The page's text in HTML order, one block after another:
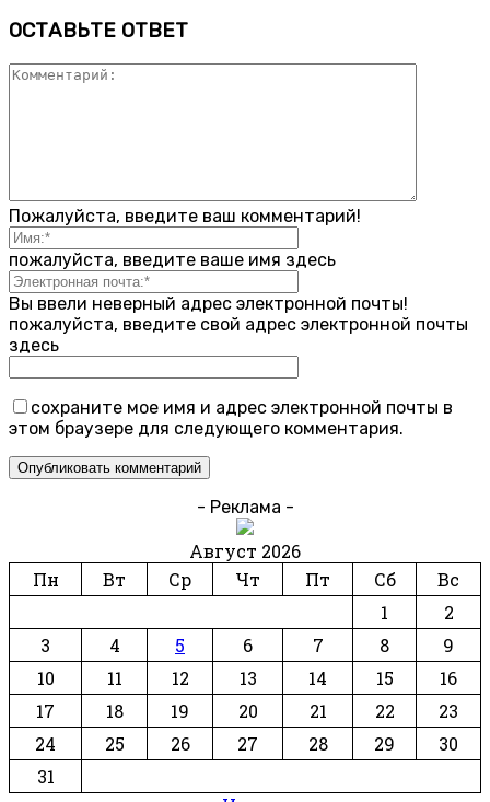
ОСТАВЬТЕ ОТВЕТ
Пожалуйста, введите ваш комментарий!
пожалуйста, введите ваше имя здесь
Вы ввели неверный адрес электронной почты!
пожалуйста, введите свой адрес электронной почты
здесь
сохраните мое имя и адрес электронной почты в
этом браузере для следующего комментария.
- Реклама -
Август 2026
Пн
Вт Ср Чт Пт Сб
Вс
1
2
3
4 5 6 7 8
9
10
11 12 13 14 15
16
17
18 19 20 21 22
23
24
25 26 27 28 29
30
31